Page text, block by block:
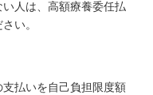
人は、高額療養委任払
い。
払いを自己負担限度額